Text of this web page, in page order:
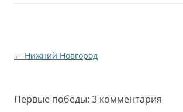
ради нового.…
Навигация
← Нижний Новгород
Первые победы: 3 комментария